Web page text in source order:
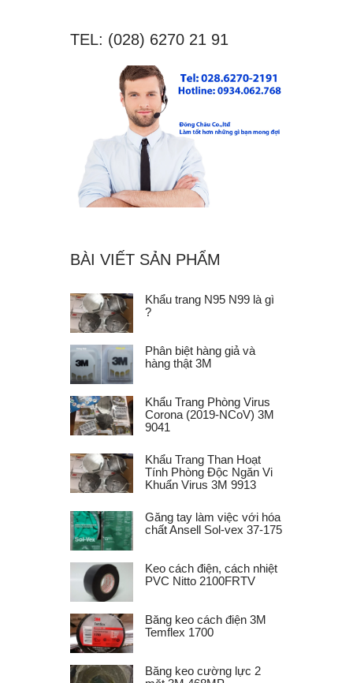
TEL: (028) 6270 21 91
BÀI VIẾT SẢN PHẨM
Khẩu trang N95 N99 là gì
?
Phân biệt hàng giả và
hàng thật 3M
Khẩu Trang Phòng Virus
Corona (2019-NCoV) 3M
9041
Khẩu Trang Than Hoạt
Tính Phòng Độc Ngăn Vi
Khuẩn Virus 3M 9913
Găng tay làm việc với hóa
chất Ansell Sol-vex 37-175
Keo cách điện, cách nhiệt
PVC Nitto 2100FRTV
Băng keo cách điện 3M
Temflex 1700
Băng keo cường lực 2